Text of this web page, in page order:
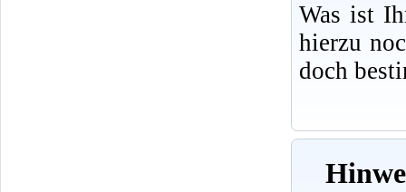
Was ist
hierzu
doch